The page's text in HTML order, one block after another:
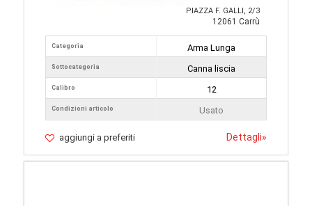
PIAZZA F. GALLI, 2/3
12061 Carrù
Categoria
Sottocategoria
Calibro
Condizioni articolo
Arma Lunga
Canna liscia
12
Usato
aggiungi a preferiti Dettagli»